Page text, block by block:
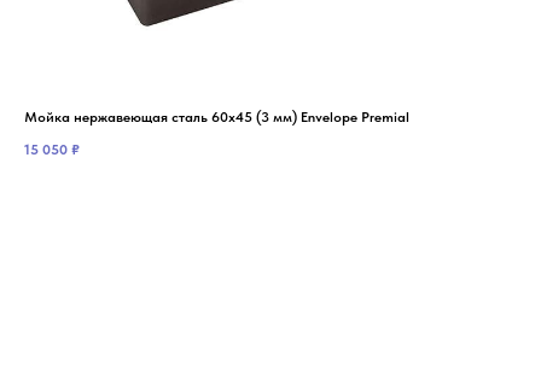
Мойка нержавеющая сталь 60х45 (3 мм) Envelope Premial
15 050 ₽